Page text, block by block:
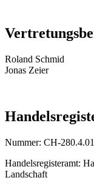
Roland Schmid
Jonas Zeier
Nummer: CH-
Handelsregisteramt:
Landschaft